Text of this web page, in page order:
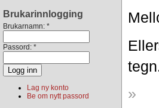
Brukarinnlogging
Brukarnamn: *
Passord: *
Lag ny konto
Be om nytt passord
»